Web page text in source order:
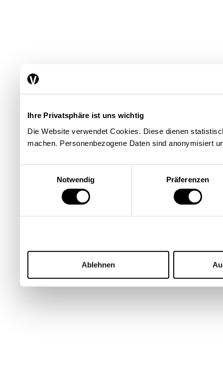
Ihre Privatsphäre ist uns wichtig
Die Website verwendet Cookies. Diese dienen
machen. Personenbezogene Daten sind anonymisiert
Notwendig
Präferenzen
Ablehnen